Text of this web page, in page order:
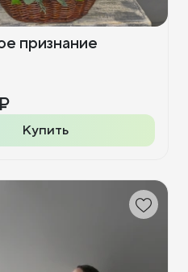
признание
Купить